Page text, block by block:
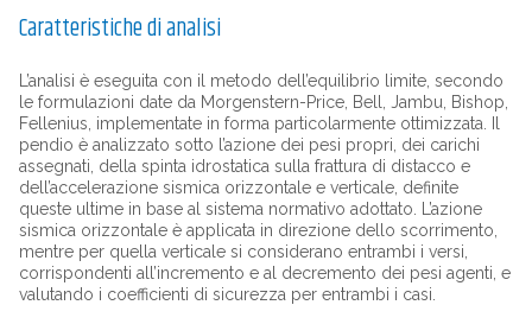
Caratteristiche di analisi
L’analisi è eseguita con il metodo dell’equilibrio limite, secondo
le formulazioni date da Morgenstern-Price, Bell, Jambu, Bishop,
Fellenius, implementate in forma particolarmente ottimizzata. Il
pendio è analizzato sotto l’azione dei pesi propri, dei carichi
assegnati, della spinta idrostatica sulla frattura di distacco e
dell’accelerazione sismica orizzontale e verticale, definite
queste ultime in base al sistema normativo adottato. L’azione
sismica orizzontale è applicata in direzione dello scorrimento,
mentre per quella verticale si considerano entrambi i versi,
corrispondenti all’incremento e al decremento dei pesi agenti, e
valutando i coefficienti di sicurezza per entrambi i casi.